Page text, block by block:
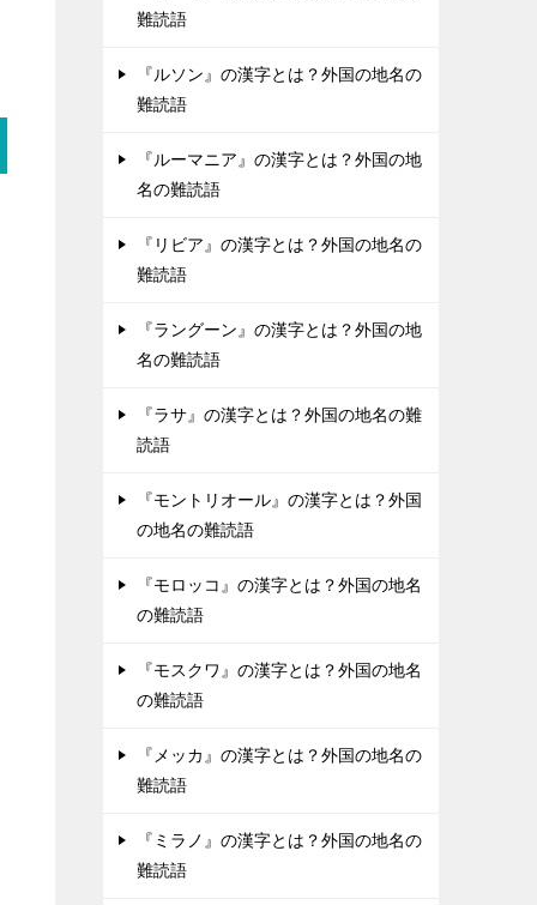
難読語
『ルソン』の漢字とは？外国の地名の
難読語
『ルーマニア』の漢字とは？外国の地
名の難読語
『リビア』の漢字とは？外国の地名の
難読語
『ラングーン』の漢字とは？外国の地
名の難読語
『ラサ』の漢字とは？外国の地名の難
読語
『モントリオール』の漢字とは？外国
の地名の難読語
『モロッコ』の漢字とは？外国の地名
の難読語
『モスクワ』の漢字とは？外国の地名
の難読語
『メッカ』の漢字とは？外国の地名の
難読語
『ミラノ』の漢字とは？外国の地名の
難読語